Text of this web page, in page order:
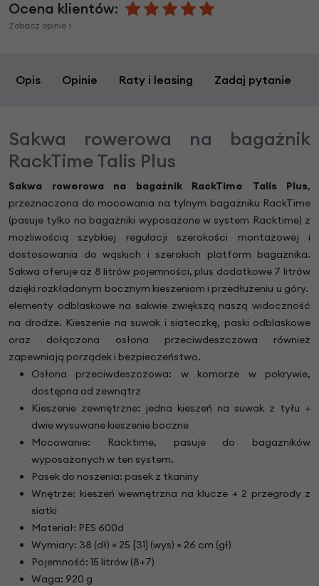
Ocena klientów:
Zobacz opinie >
Opis Opinie Raty i leasing Zadaj pytanie
Sakwa rowerowa na bagażnik
RackTime Talis Plus
Sakwa rowerowa na bagażnik RackTime Talis Plus,
przeznaczona do mocowania na tylnym bagażniku RackTime
(pasuje tylko na bagażniki wyposażone w system Racktime) z
możliwością szybkiej regulacji szerokości montażowej i
dostosowania do wąskich i szerokich platform bagażnika.
Sakwa oferuje aż 8 litrów pojemności, plus dodatkowe 7 litrów
dzięki rozkładanym bocznym kieszeniom i przedłużeniu u góry.
elementy odblaskowe na sakwie zwiększą naszą widoczność
na drodze. Kieszenie na suwak i siateczkę, paski odblaskowe
oraz dołączona osłona przeciwdeszczowa również
zapewniają porządek i bezpieczeństwo.
Osłona przeciwdeszczowa: w komorze w pokrywie,
dostępna od zewnątrz
Kieszenie zewnętrzne: jedna kieszeń na suwak z tyłu +
dwie wysuwane kieszenie boczne
Mocowanie: Racktime, pasuje do bagażników
wyposażonych w ten system.
Pasek do noszenia: pasek z tkaniny
Wnętrze: kieszeń wewnętrzna na klucze + 2 przegrody z
siatki
Materiał: PES 600d
Wymiary: 38 (dł) × 25 [31] (wys) × 26 cm (gł)
Pojemność: 15 litrów (8+7)
Waga: 920 g